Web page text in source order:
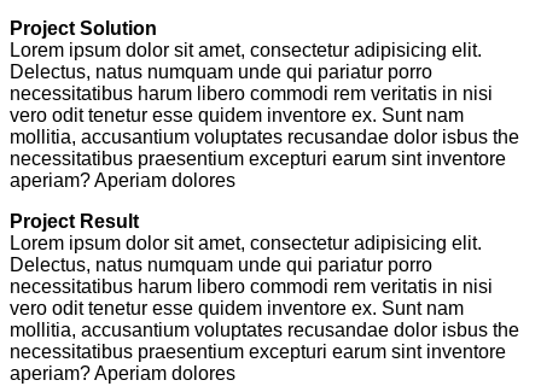
Project Solution
Lorem ipsum dolor sit amet, consectetur adipisicing elit.
Delectus, natus numquam unde qui pariatur porro
necessitatibus harum libero commodi rem veritatis in nisi
vero odit tenetur esse quidem inventore ex. Sunt nam
mollitia, accusantium voluptates recusandae dolor isbus the
necessitatibus praesentium excepturi earum sint inventore
aperiam? Aperiam dolores
Project Result
Lorem ipsum dolor sit amet, consectetur adipisicing elit.
Delectus, natus numquam unde qui pariatur porro
necessitatibus harum libero commodi rem veritatis in nisi
vero odit tenetur esse quidem inventore ex. Sunt nam
mollitia, accusantium voluptates recusandae dolor isbus the
necessitatibus praesentium excepturi earum sint inventore
aperiam? Aperiam dolores